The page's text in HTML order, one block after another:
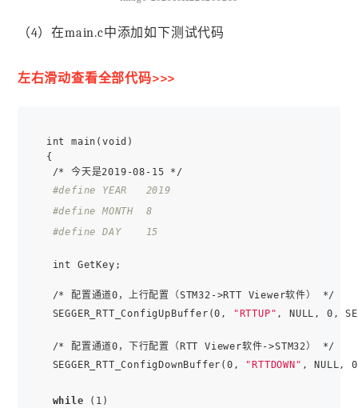
（4）在main.c中添加如下测试代码
左右滑动查看全部代码>>>
int main(void)
{
/* 今天是2019-08-15 */
#define YEAR   2019
#define MONTH  8
#define DAY    15
int GetKey;
/* 配置通道0，上行配置（STM32->RTT Viewer软件） */
SEGGER_RTT_ConfigUpBuffer(0,
"RTTUP" , NULL, 0,
/* 配置通道0，下行配置（RTT Viewer软件->STM32） */
SEGGER_RTT_ConfigDownBuffer(0,
"RTTDOWN" , NULL,
while (1)